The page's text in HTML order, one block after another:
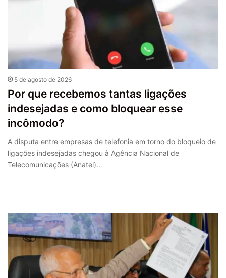
5 de agosto de 2026
Por que recebemos tantas ligações
indesejadas e como bloquear esse
incômodo?
A disputa entre empresas de telefonia em torno do bloqueio de
ligações indesejadas chegou à Agência Nacional de
Telecomunicações (Anatel)…